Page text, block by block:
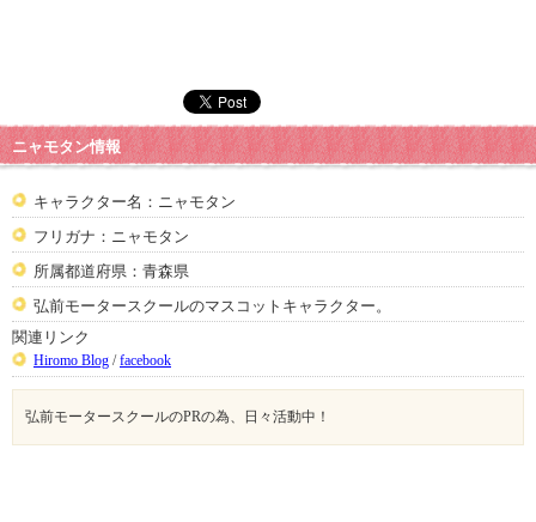
ニャモタン情報
キャラクター名：ニャモタン
フリガナ：ニャモタン
所属都道府県：青森県
弘前モータースクールのマスコットキャラクター。
関連リンク
Hiromo Blog /facebook
弘前モータースクールのPRの為、日々活動中！